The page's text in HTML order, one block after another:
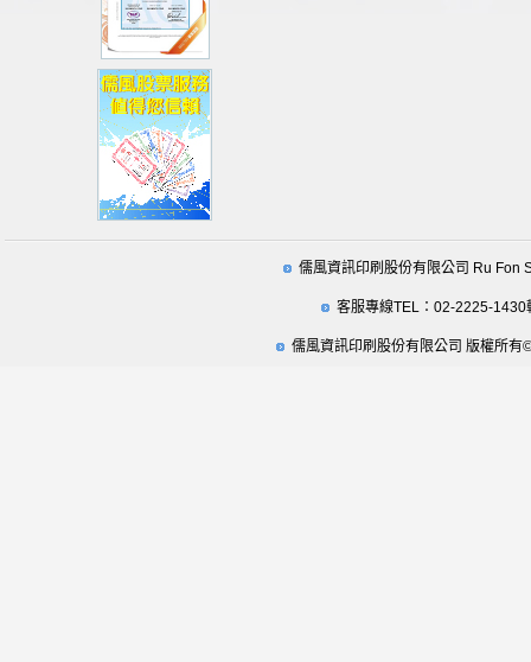
儒風資訊印刷股份有限公司 Ru Fon
客服專線TEL：02-2225-1430
儒風資訊印刷股份有限公司 版權所